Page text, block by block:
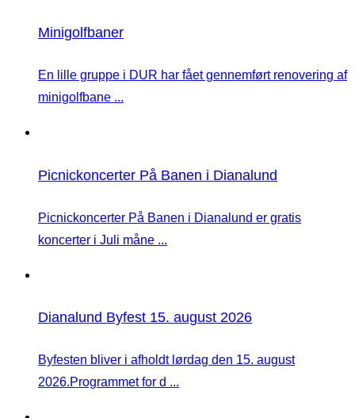
Minigolfbaner
En lille gruppe i DUR har fået gennemført renovering af
minigolfbane ...
Picnickoncerter På Banen i Dianalund
Picnickoncerter På Banen i Dianalund er gratis
koncerter i Juli måne ...
Dianalund Byfest 15. august 2026
Byfesten bliver i afholdt lørdag den 15. august
2026.Programmet for d ...